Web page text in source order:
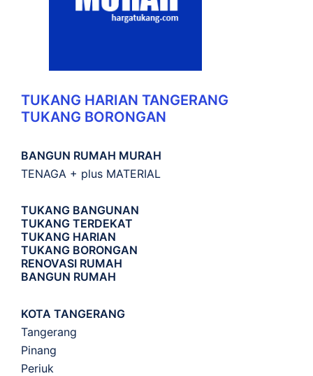
TUKANG HARIAN TANGERANG
TUKANG BORONGAN
BANGUN RUMAH MURAH
TENAGA + plus MATERIAL
TUKANG BANGUNAN
TUKANG TERDEKAT
TUKANG HARIAN
TUKANG BORONGAN
RENOVASI RUMAH
BANGUN RUMAH
KOTA TANGERANG
Tangerang
Pinang
Periuk